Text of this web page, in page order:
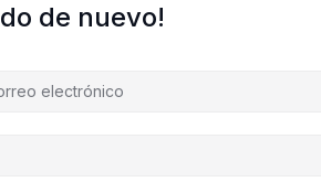
de nuevo!